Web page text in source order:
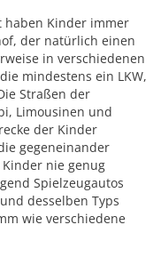
haben Kinder immer
der natürlich einen
in verschiedenen
mindestens ein LKW,
Straßen der
Limousinen und
der Kinder
gegeneinander
nie genug
Spielzeugautos
desselben Typs
wie verschiedene